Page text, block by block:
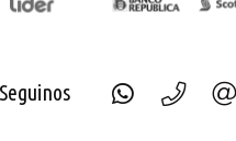
Seguinos